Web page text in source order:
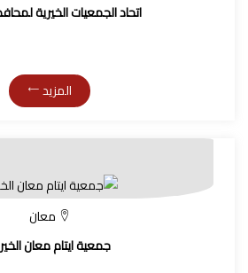
اتحاد الجمعيات الخيرية
المزيد
معان
جمعية ايتام معان